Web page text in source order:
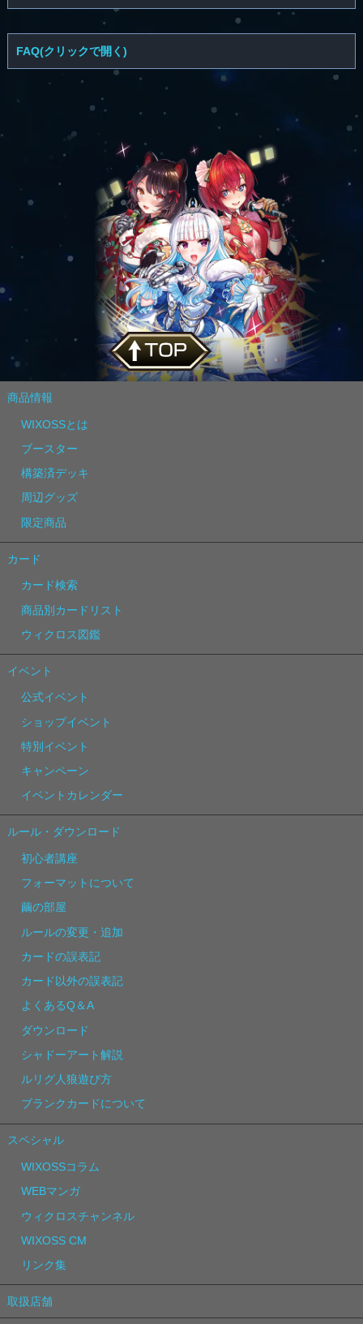
FAQ(クリックで開く)
商品情報
WIXOSSとは
ブースター
構築済デッキ
周辺グッズ
限定商品
カード
カード検索
商品別カードリスト
ウィクロス図鑑
イベント
公式イベント
ショップイベント
特別イベント
キャンペーン
イベントカレンダー
ルール・ダウンロード
初心者講座
フォーマットについて
繭の部屋
ルールの変更・追加
カードの誤表記
カード以外の誤表記
よくあるQ＆A
ダウンロード
シャドーアート解説
ルリグ人狼遊び方
ブランクカードについて
スペシャル
WIXOSSコラム
WEBマンガ
ウィクロスチャンネル
WIXOSS CM
リンク集
取扱店舗